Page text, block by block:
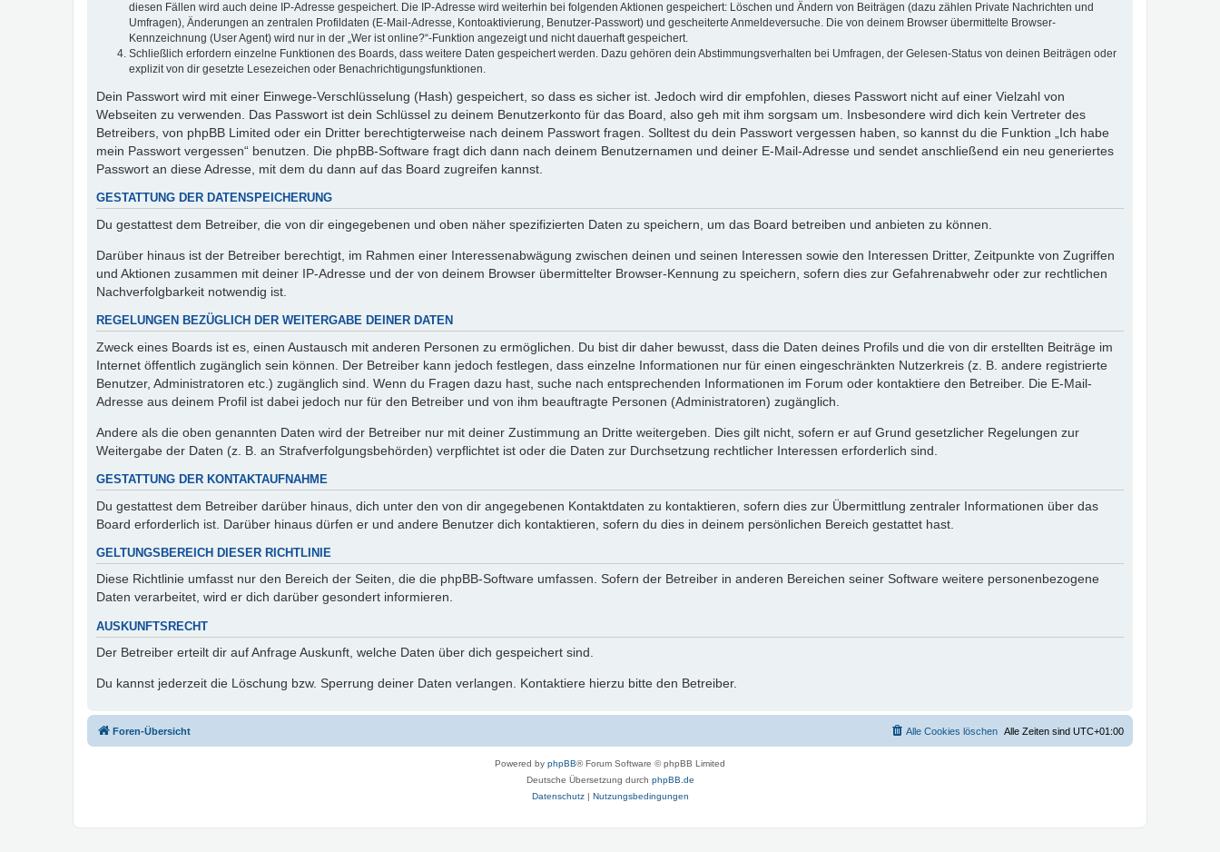
diesen Fällen wird auch deine IP-Adresse gespeichert. Die IP-Adresse wird weiterhin bei folgenden Aktionen gespeichert: Löschen und Ändern von Beiträgen (dazu zählen Private Nachrichten und
Umfragen), Änderungen an zentralen Profildaten (E-Mail-Adresse, Kontoaktivierung, Benutzer-Passwort) und gescheiterte Anmeldeversuche. Die von deinem Browser übermittelte Browser-
Kennzeichnung (User Agent) wird nur in der „Wer ist online?“-Funktion angezeigt und nicht dauerhaft gespeichert.
Schließlich erfordern einzelne Funktionen des Boards, dass weitere Daten gespeichert werden. Dazu gehören dein Abstimmungsverhalten bei Umfragen, der Gelesen-Status von deinen Beiträgen oder
explizit von dir gesetzte Lesezeichen oder Benachrichtigungsfunktionen.
Dein Passwort wird mit einer Einwege-Verschlüsselung (Hash) gespeichert, so dass es sicher ist. Jedoch wird dir empfohlen, dieses Passwort nicht auf einer Vielzahl von
Webseiten zu verwenden. Das Passwort ist dein Schlüssel zu deinem Benutzerkonto für das Board, also geh mit ihm sorgsam um. Insbesondere wird dich kein Vertreter des
Betreibers, von phpBB Limited oder ein Dritter berechtigterweise nach deinem Passwort fragen. Solltest du dein Passwort vergessen haben, so kannst du die Funktion „Ich habe
mein Passwort vergessen“ benutzen. Die phpBB-Software fragt dich dann nach deinem Benutzernamen und deiner E-Mail-Adresse und sendet anschließend ein neu generiertes
Passwort an diese Adresse, mit dem du dann auf das Board zugreifen kannst.
GESTATTUNG DER DATENSPEICHERUNG
Du gestattest dem Betreiber, die von dir eingegebenen und oben näher spezifizierten Daten zu speichern, um das Board betreiben und anbieten zu können.
Darüber hinaus ist der Betreiber berechtigt, im Rahmen einer Interessenabwägung zwischen deinen und seinen Interessen sowie den Interessen Dritter, Zeitpunkte von Zugriffen
und Aktionen zusammen mit deiner IP-Adresse und der von deinem Browser übermittelter Browser-Kennung zu speichern, sofern dies zur Gefahrenabwehr oder zur rechtlichen
Nachverfolgbarkeit notwendig ist.
REGELUNGEN BEZÜGLICH DER WEITERGABE DEINER DATEN
Zweck eines Boards ist es, einen Austausch mit anderen Personen zu ermöglichen. Du bist dir daher bewusst, dass die Daten deines Profils und die von dir erstellten Beiträge im
Internet öffentlich zugänglich sein können. Der Betreiber kann jedoch festlegen, dass einzelne Informationen nur für einen eingeschränkten Nutzerkreis (z. B. andere registrierte
Benutzer, Administratoren etc.) zugänglich sind. Wenn du Fragen dazu hast, suche nach entsprechenden Informationen im Forum oder kontaktiere den Betreiber. Die E-Mail-
Adresse aus deinem Profil ist dabei jedoch nur für den Betreiber und von ihm beauftragte Personen (Administratoren) zugänglich.
Andere als die oben genannten Daten wird der Betreiber nur mit deiner Zustimmung an Dritte weitergeben. Dies gilt nicht, sofern er auf Grund gesetzlicher Regelungen zur
Weitergabe der Daten (z. B. an Strafverfolgungsbehörden) verpflichtet ist oder die Daten zur Durchsetzung rechtlicher Interessen erforderlich sind.
GESTATTUNG DER KONTAKTAUFNAHME
Du gestattest dem Betreiber darüber hinaus, dich unter den von dir angegebenen Kontaktdaten zu kontaktieren, sofern dies zur Übermittlung zentraler Informationen über das
Board erforderlich ist. Darüber hinaus dürfen er und andere Benutzer dich kontaktieren, sofern du dies in deinem persönlichen Bereich gestattet hast.
GELTUNGSBEREICH DIESER RICHTLINIE
Diese Richtlinie umfasst nur den Bereich der Seiten, die die phpBB-Software umfassen. Sofern der Betreiber in anderen Bereichen seiner Software weitere personenbezogene
Daten verarbeitet, wird er dich darüber gesondert informieren.
AUSKUNFTSRECHT
Der Betreiber erteilt dir auf Anfrage Auskunft, welche Daten über dich gespeichert sind.
Du kannst jederzeit die Löschung bzw. Sperrung deiner Daten verlangen. Kontaktiere hierzu bitte den Betreiber.
Foren-Übersicht Alle Zeiten sind UTC+01:00
Alle Cookies löschen
Powered by phpBB® Forum Software © phpBB Limited
Deutsche Übersetzung durch phpBB.de
Datenschutz| Nutzungsbedingungen